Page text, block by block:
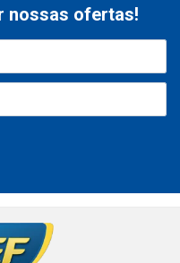
nossas ofertas!